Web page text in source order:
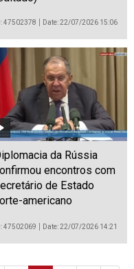
47502378 Date: 22/07/2026 15:06
da Rússia
encontros com
de Estado
americano
47502069 Date: 22/07/2026 14:21